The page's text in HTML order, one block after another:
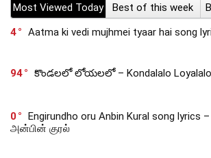
Most Viewed Today Best of this week
4
Aatma ki vedi mujhmei tyaar hai song
94 కొండలలో లోయలలో – Kondalalo Loyalalo
0
Engirundho oru Anbin Kural song lyrics
அன்பின் குரல்